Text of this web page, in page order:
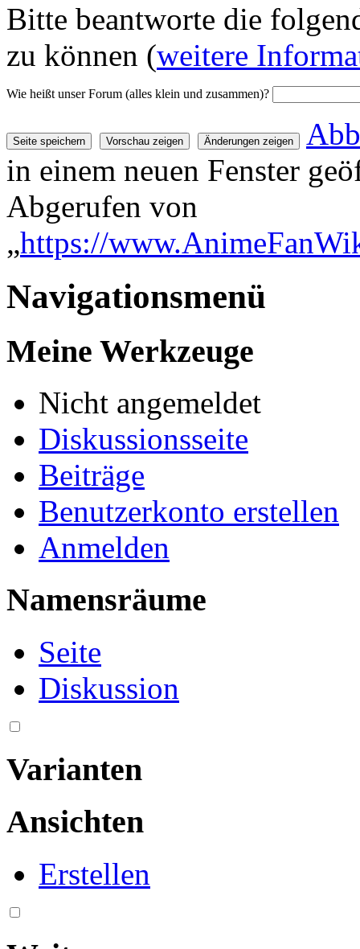
Bitte beantworte die
zu können (weitere
Wie heißt unser Forum (alles klein und zusammen)?
in einem neuen Fenster
Abgerufen von
„https://
Navigationsmenü
Meine Werkzeuge
Nicht angemeldet
Diskussionsseite
Beiträge
Benutzerkonto erstellen
Anmelden
Namensräume
Seite
Diskussion
Varianten
Ansichten
Erstellen